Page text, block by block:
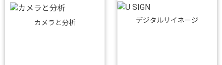
カメラと分析 デジタルサイネージ